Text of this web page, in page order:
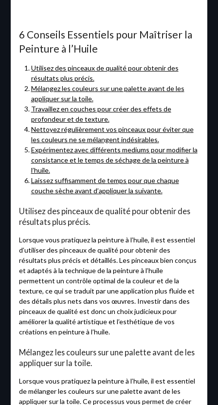
6 Conseils Essentiels pour Maîtriser la
Peinture à l’Huile
Utilisez des pinceaux de qualité pour obtenir des
résultats plus précis.
Mélangez les couleurs sur une palette avant de les
appliquer sur la toile.
Travaillez en couches pour créer des effets de
profondeur et de texture.
Nettoyez régulièrement vos pinceaux pour éviter que
les couleurs ne se mélangent indésirables.
Expérimentez avec différents mediums pour modifier la
consistance et le temps de séchage de la peinture à
l’huile.
Laissez suffisamment de temps pour que chaque
couche sèche avant d’appliquer la suivante.
Utilisez des pinceaux de qualité pour obtenir des
résultats plus précis.
Lorsque vous pratiquez la peinture à l’huile, il est essentiel
d’utiliser des pinceaux de qualité pour obtenir des
résultats plus précis et détaillés. Les pinceaux bien conçus
et adaptés à la technique de la peinture à l’huile
permettent un contrôle optimal de la couleur et de la
texture, ce qui se traduit par une application plus fluide et
des détails plus nets dans vos œuvres. Investir dans des
pinceaux de qualité est donc un choix judicieux pour
améliorer la qualité artistique et l’esthétique de vos
créations en peinture à l’huile.
Mélangez les couleurs sur une palette avant de les
appliquer sur la toile.
Lorsque vous pratiquez la peinture à l’huile, il est essentiel
de mélanger les couleurs sur une palette avant de les
appliquer sur la toile. Ce processus vous permet de créer